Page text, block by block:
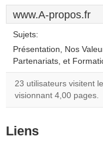
www.A-propos.fr
Sujets:
Présentation, Nos
Partenariats, et
23 utilisateurs visitent
visionnant 4,00 pages.
Liens